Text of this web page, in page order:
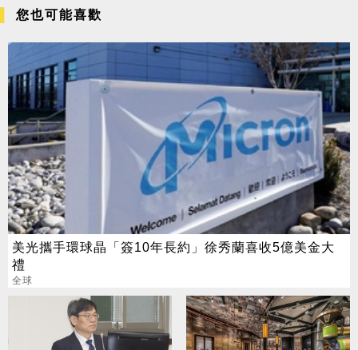
您也可能喜歡
美光攜手環球晶「簽10年長約」徐秀蘭喜收5億美金大
禮
全球